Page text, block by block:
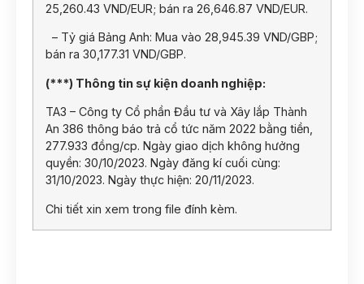
25,260.43 VND/EUR; bán ra 26,646.87 VND/EUR.
– Tỷ giá Bảng Anh: Mua vào 28,945.39 VND/GBP;
bán ra 30,177.31 VND/GBP.
(***) Thông tin sự kiện doanh nghiệp:
TA3 – Công ty Cổ phần Đầu tư và Xây lắp Thành
An 386 thông báo trả cổ tức năm 2022 bằng tiền,
277.933 đồng/cp. Ngày giao dịch không hưởng
quyền: 30/10/2023. Ngày đăng kí cuối cùng:
31/10/2023. Ngày thực hiện: 20/11/2023.
Chi tiết xin xem trong file đính kèm.